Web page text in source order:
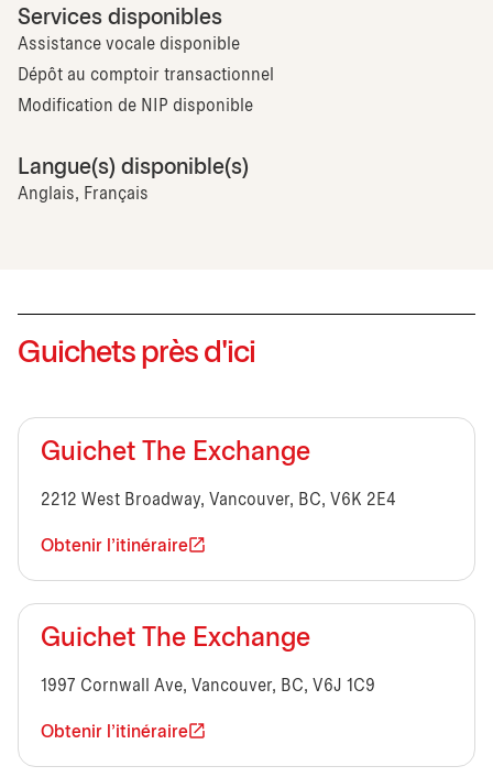
Services disponibles
Assistance vocale disponible
Dépôt au comptoir transactionnel
Modification de NIP disponible
Langue(s) disponible(s)
Anglais, Français
Guichets près d'ici
Guichet The Exchange
2212 West Broadway, Vancouver, BC, V6K 2E4
Obtenir l'itinéraire
Guichet The Exchange
1997 Cornwall Ave, Vancouver, BC, V6J 1C9
Obtenir l'itinéraire